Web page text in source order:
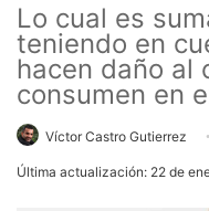
Lo cual es
teniendo en
hacen daño al
consumen en
Víctor Castro Gutierrez
Última actualización: 22 de